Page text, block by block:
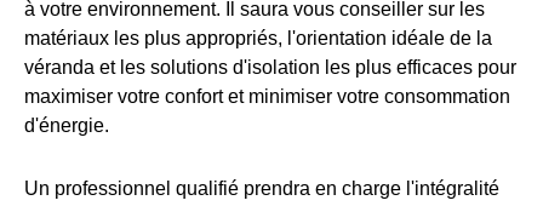
à votre environnement. Il saura vous conseiller sur les
matériaux les plus appropriés, l'orientation idéale de la
véranda et les solutions d'isolation les plus efficaces pour
maximiser votre confort et minimiser votre consommation
d'énergie.
Un professionnel qualifié prendra en charge l'intégralité